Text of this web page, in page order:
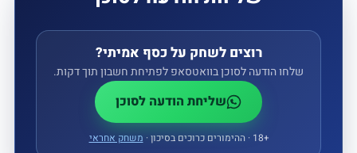
רוצים לשחק על כסף אמיתי?
שלחו הודעה לסוכן בוואטסאפ לפתיחת חשבון תוך דקות.
שליחת הודעה לסוכן
18+ ‏ · ההימורים כרוכים בסיכון · משחק אחראי